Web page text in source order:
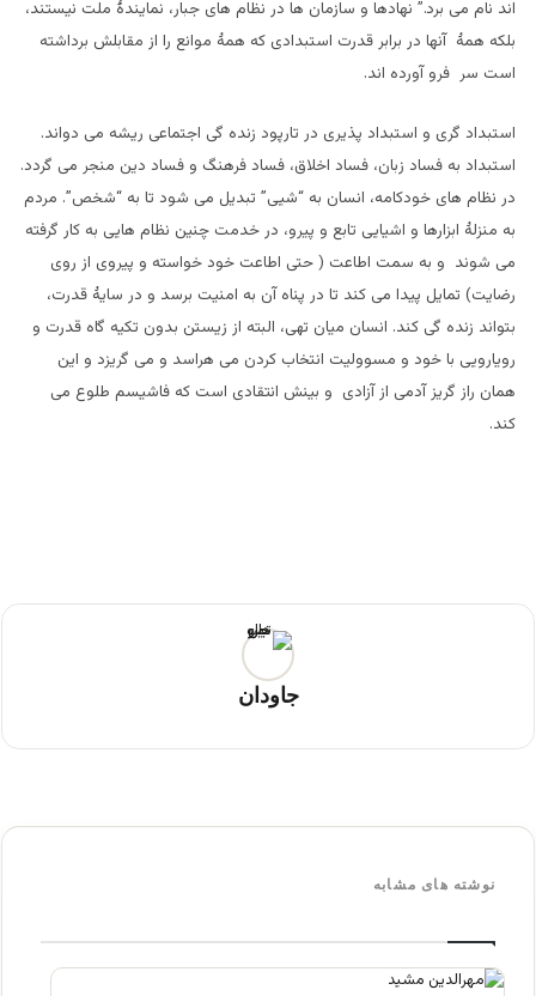
اند نام می برد.” نهادها و سازمان ها در نظام های جبار، نمایندۀ ملت نیستند،
بلکه همۀ آنها در برابر قدرت استبدادی که همۀ موانع را از مقابلش برداشته
است سر فرو آورده اند.
استبداد گری و استبداد پذیری در تارپود زنده گی اجتماعی ریشه می دواند.
استبداد به فساد زبان، فساد اخلاق، فساد فرهنگ و فساد دین منجر می گردد.
در نظام های خودکامه، انسان به “شیی” تبدیل می شود تا به “شخص”. مردم
به منزلۀ ابزارها و اشیایی تابع و پیرو، در خدمت چنین نظام هایی به کار گرفته
می شوند و به سمت اطاعت ( حتی اطاعت خود خواسته و پیروی از روی
رضایت) تمایل پیدا می کند تا در پناه آن به امنیت برسد و در سایۀ قدرت،
بتواند زنده گی کند. انسان میان تهی، البته از زیستن بدون تکیه گاه قدرت و
رویارویی با خود و مسوولیت انتخاب کردن می هراسد و می گریزد و این
همان راز گریز آدمی از آزادی و بینش انتقادی است که فاشیسم طلوع می
کند.
جاودان
نوشته های مشابه